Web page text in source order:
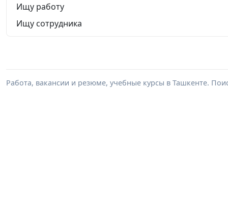
Ищу работу
Ищу сотрудника
Работа, вакансии и резюме, учебные курсы в Ташкенте.